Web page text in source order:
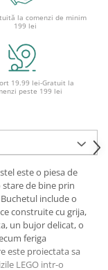
la comenzi de minim
199 lei
19.99 lei-Gratuit la
peste 199 lei
este o piesa de
de bine prin
include o
construite cu grija,
un bujor delicat, o
feriga
este proiectata sa
LEGO intr-o